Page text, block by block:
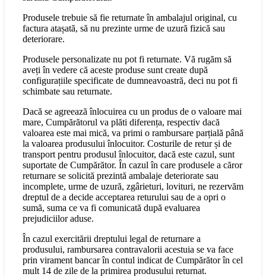
Produsele trebuie să fie returnate în ambalajul original, cu
factura atașată, să nu prezinte urme de uzură fizică sau
deteriorare.
Produsele personalizate nu pot fi returnate. Vă rugăm să
aveți în vedere că aceste produse sunt create după
configurațiile specificate de dumneavoastră, deci nu pot fi
schimbate sau returnate.
Dacă se agreează înlocuirea cu un produs de o valoare mai
mare, Cumpărătorul va plăti diferența, respectiv dacă
valoarea este mai mică, va primi o rambursare parțială până
la valoarea produsului înlocuitor. Costurile de retur și de
transport pentru produsul înlocuitor, dacă este cazul, sunt
suportate de Cumpărător. În cazul în care produsele a căror
returnare se solicită prezintă ambalaje deteriorate sau
incomplete, urme de uzură, zgârieturi, lovituri, ne rezervăm
dreptul de a decide acceptarea returului sau de a opri o
sumă, suma ce va fi comunicată după evaluarea
prejudiciilor aduse.
În cazul exercitării dreptului legal de returnare a
produsului, rambursarea contravalorii acestuia se va face
prin virament bancar în contul indicat de Cumpărător în cel
mult 14 de zile de la primirea produsului returnat.